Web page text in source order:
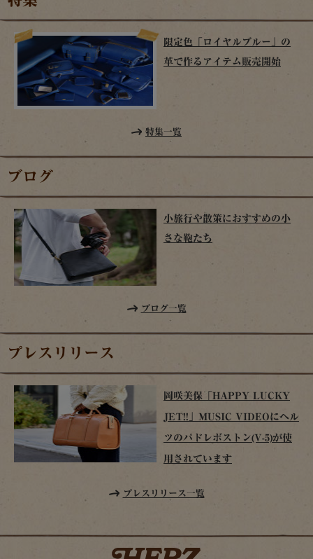
限定色「ロイヤルブルー」の
革で作るアイテム販売開始
特集一覧
ブログ
小旅行や散策におすすめの小
さな鞄たち
ブログ一覧
プレスリリース
岡咲美保「HAPPY LUCKY
JET!!」MUSIC VIDEOにヘル
ツのパドレボストン(V-5)が使
用されています
プレスリリース一覧